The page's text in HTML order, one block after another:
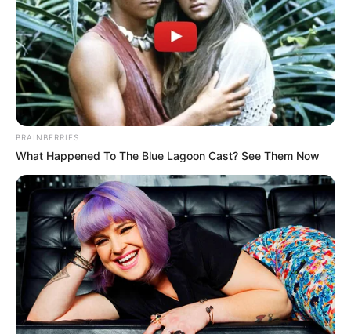
BRAINBERRIES
What Happened To The Blue Lagoon Cast? See Them Now